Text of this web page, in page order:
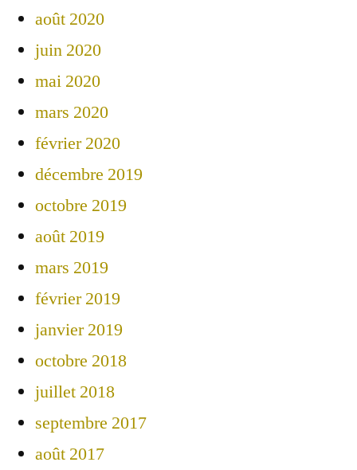
août 2020
juin 2020
mai 2020
mars 2020
février 2020
décembre 2019
octobre 2019
août 2019
mars 2019
février 2019
janvier 2019
octobre 2018
juillet 2018
septembre 2017
août 2017